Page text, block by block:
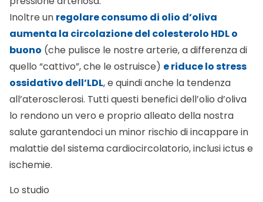
Inoltre un regolare consumo di olio d’oliva
aumenta la circolazione del colesterolo HDL o
buono (che pulisce le nostre arterie, a differenza di
quello “cattivo”, che le ostruisce) e riduce lo stress
ossidativo dell’LDL, e quindi anche la tendenza
all’aterosclerosi. Tutti questi benefici dell’olio d’oliva
lo rendono un vero e proprio alleato della nostra
salute garantendoci un minor rischio di incappare in
malattie del sistema cardiocircolatorio, inclusi ictus e
ischemie.
Lo studio